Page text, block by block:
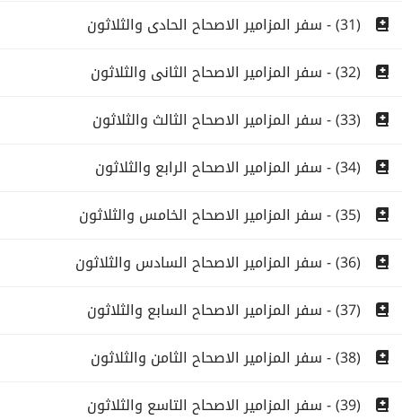
(31) - سفر المزامير الاصحاح الحادى والثلاثون
(32) - سفر المزامير الاصحاح الثانى والثلاثون
(33) - سفر المزامير الاصحاح الثالث والثلاثون
(34) - سفر المزامير الاصحاح الرابع والثلاثون
(35) - سفر المزامير الاصحاح الخامس والثلاثون
(36) - سفر المزامير الاصحاح السادس والثلاثون
(37) - سفر المزامير الاصحاح السابع والثلاثون
(38) - سفر المزامير الاصحاح الثامن والثلاثون
(39) - سفر المزامير الاصحاح التاسع والثلاثون